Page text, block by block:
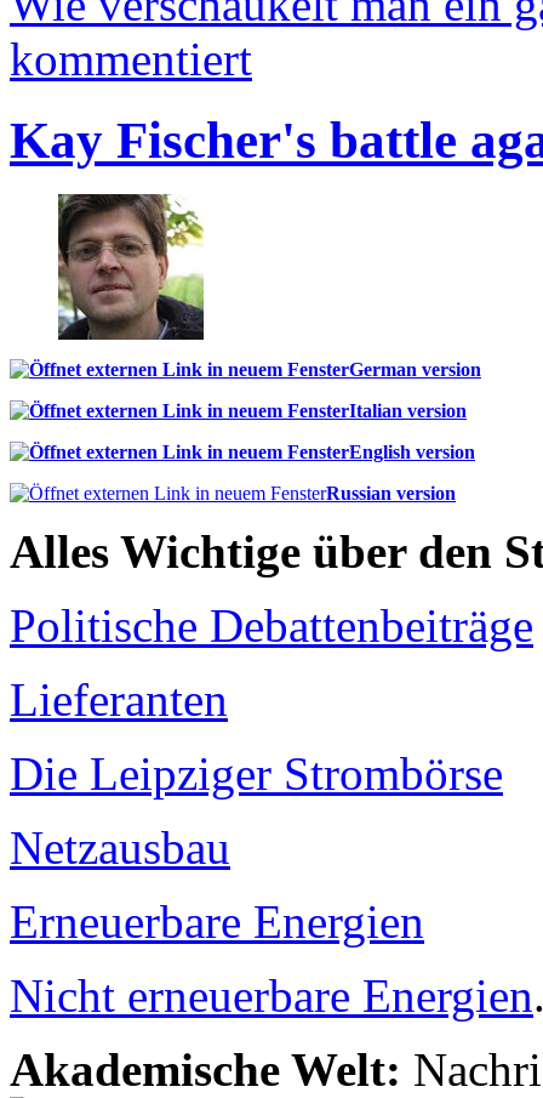
kommentiert
Kay Fischer's battle
German version
Italian version
English version
Russian version
Alles Wichtige über den
Politische Debattenbeiträge
Lieferanten
Die Leipziger Strombörse
Netzausbau
Erneuerbare Energien
Nicht erneuerbare Energien
Akademische Welt: